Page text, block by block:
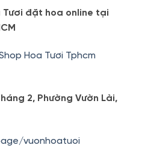
Tươi đặt hoa online tại
Hoa Tươi Tphcm
2, Phường Vườn Lài,
vuonhoatuoi